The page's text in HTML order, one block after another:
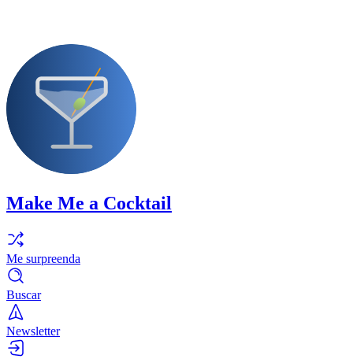
Make Me a Cocktail
Me surpreenda
Buscar
Newsletter